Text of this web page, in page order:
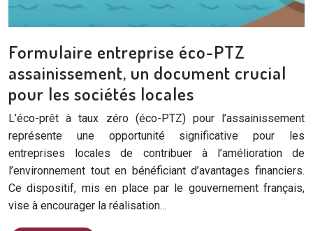
Formulaire entreprise éco-PTZ
assainissement, un document crucial
pour les sociétés locales
L’éco-prêt à taux zéro (éco-PTZ) pour l’assainissement
représente une opportunité significative pour les
entreprises locales de contribuer à l’amélioration de
l’environnement tout en bénéficiant d’avantages financiers.
Ce dispositif, mis en place par le gouvernement français,
vise à encourager la réalisation…